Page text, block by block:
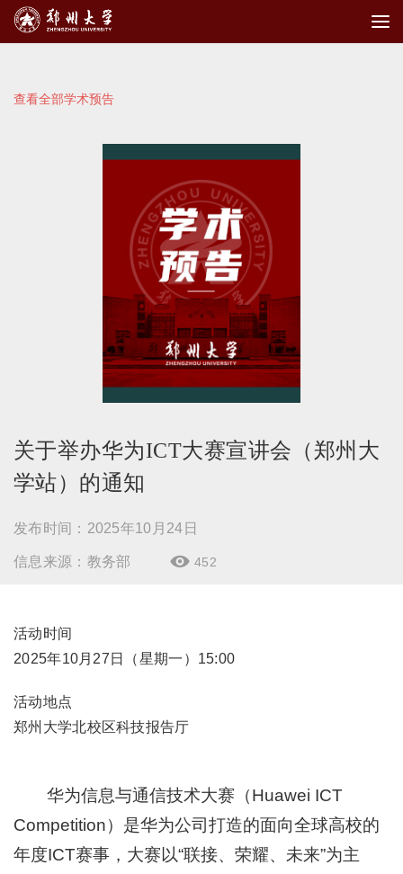
查看全部学术预告
关于举办华为ICT大赛宣讲会（郑州大
学站）的通知
发布时间：2025年10月24日
信息来源：教务部  452
活动时间
2025年10月27日（星期一）15:00
活动地点
郑州大学北校区科技报告厅
华为信息与通信技术大赛（Huawei ICT
Competition）是华为公司打造的面向全球高校的
年度ICT赛事，大赛以“联接、荣耀、未来”为主